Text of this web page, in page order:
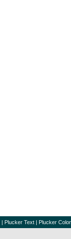
| Plucker Text | Plucker Color